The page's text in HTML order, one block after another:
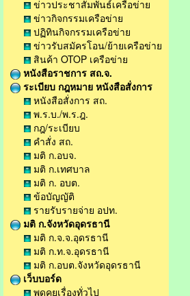
ข่าวประชาสัมพันธ์เครือข่าย
ข่าวกิจกรรมเครือข่าย
ปฏิทินกิจกรรมเครือข่าย
ข่าวรับสมัครโอน/ย้ายเครือข่าย
สินค้า OTOP เครือข่าย
หนังสือราชการ สถ.จ.
ระเบียบ กฎหมาย หนังสือสั่งการ
หนังสือสั่งการ สถ.
พ.ร.บ./พ.ร.ฎ.
กฎ/ระเบียบ
คำสั่ง สถ.
มติ ก.อบจ.
มติ ก.เทศบาล
มติ ก. อบต.
ข้อบัญญัติ
รายรับรายจ่าย อปท.
มติ ก.จังหวัดอุดรธานี
มติ ก.จ.จ.อุดรธานี
มติ ก.ท.จ.อุดรธานี
มติ ก.อบต.จังหวัดอุดรธานี
เว็บบอร์ด
พูดคุยเรื่องทั่วไป